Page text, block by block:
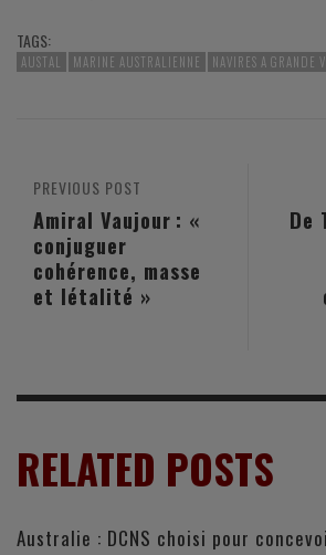
TAGS:
AUSTAL MARINE AUSTRALIENNE NAVIRES A GRANDE
De
PREVIOUS POST
Amiral Vaujour : «
conjuguer
cohérence, masse
et létalité »
RELATED POSTS
Australie : DCNS choisi pour